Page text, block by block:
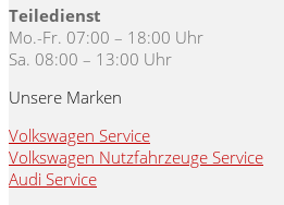
Teiledienst
Mo.-Fr. 07:00 – 18:00 Uhr
Sa. 08:00 – 13:00 Uhr
Unsere Marken
Volkswagen Service
Volkswagen Nutzfahrzeuge Service
Audi Service